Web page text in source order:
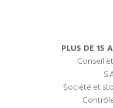
PLUS DE 15
Conseil
Société et